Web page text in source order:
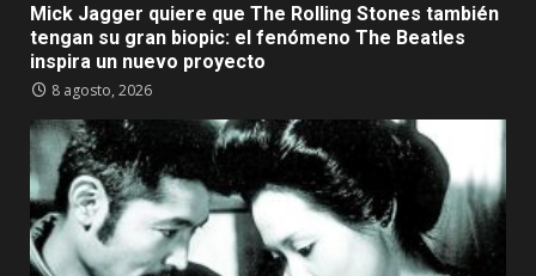
Mick Jagger quiere que The Rolling Stones también
tengan su gran biopic: el fenómeno The Beatles
inspira un nuevo proyecto
8 agosto, 2026